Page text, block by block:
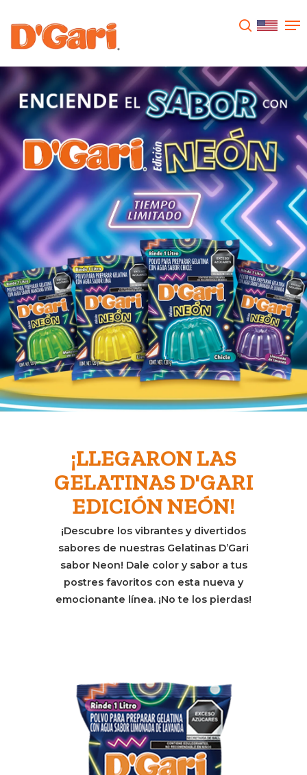
Presione enter para buscar o ESC para
¡LLEGARON LAS
GELATINAS D'GARI
EDICIÓN NEÓN!
¡Descubre los vibrantes y divertidos
sabores de nuestras Gelatinas D’Gari
sabor Neon! Dale color y sabor a tus
postres favoritos con esta nueva y
emocionante línea. ¡No te los pierdas!